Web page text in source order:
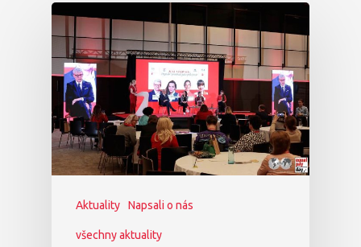
Aktuality Napsali o nás
všechny aktuality